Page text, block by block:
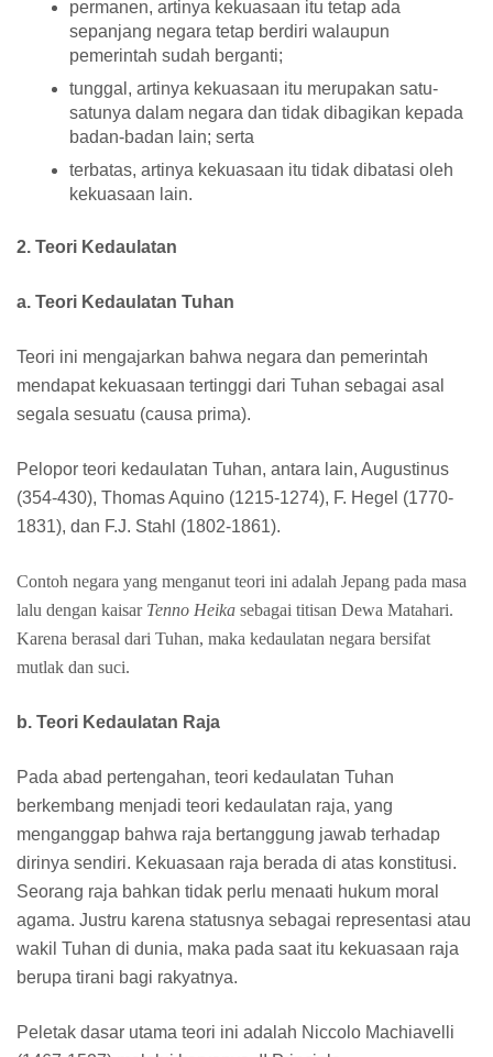
permanen, artinya kekuasaan itu tetap ada
sepanjang negara tetap berdiri walaupun
pemerintah sudah berganti;
tunggal, artinya kekuasaan itu merupakan satu-
satunya dalam negara dan tidak dibagikan kepada
badan-badan lain; serta
terbatas, artinya kekuasaan itu tidak dibatasi oleh
kekuasaan lain.
2. Teori Kedaulatan
a. Teori Kedaulatan Tuhan
Teori ini mengajarkan bahwa negara dan pemerintah
mendapat kekuasaan tertinggi dari Tuhan sebagai asal
segala sesuatu (causa prima).
Pelopor teori kedaulatan Tuhan, antara lain, Augustinus
(354-430), Thomas Aquino (1215-1274), F. Hegel (1770-
1831), dan F.J. Stahl (1802-1861).
Contoh negara yang menganut teori ini adalah Jepang pada masa
lalu dengan kaisar Tenno Heika sebagai titisan Dewa Matahari.
Karena berasal dari Tuhan, maka kedaulatan negara bersifat
mutlak dan suci.
b. Teori Kedaulatan Raja
Pada abad pertengahan, teori kedaulatan Tuhan
berkembang menjadi teori kedaulatan raja, yang
menganggap bahwa raja bertanggung jawab terhadap
dirinya sendiri. Kekuasaan raja berada di atas konstitusi.
Seorang raja bahkan tidak perlu menaati hukum moral
agama. Justru karena statusnya sebagai representasi atau
wakil Tuhan di dunia, maka pada saat itu kekuasaan raja
berupa tirani bagi rakyatnya.
Peletak dasar utama teori ini adalah Niccolo Machiavelli